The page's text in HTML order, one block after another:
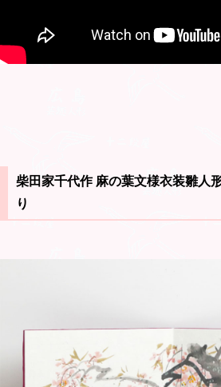
柴田家千代作 麻の葉文様衣装雛人
り